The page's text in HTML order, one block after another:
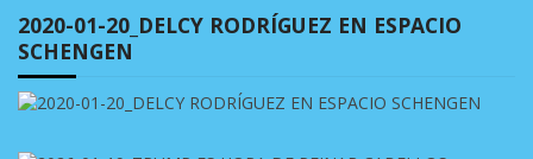
2020-01-20_DELCY RODRÍGUEZ EN ESPACIO
SCHENGEN